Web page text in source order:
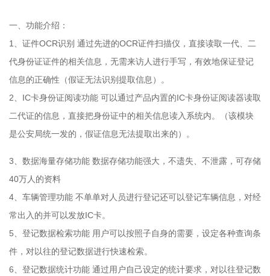
一、功能介绍：
1、证件OCR识别 通过先进的OCR证件扫描仪，直接读取一代、二
代身份证证件的相关信息，无需来访人进行手写，有效地保证登记
信息的正确性（假证无法识别提取信息）。
2、IC卡身份证阅读功能 可以通过产品内置的IC卡身份证阅读器读取
二代证的信息，直接把身份证中的相关信息读入系统内。（该模块
是公安局统一发的，假证信息无法提取出来的）。
3、数据海量存储功能 数据存储功能强大，不遗失、不泄露，可存储
40万人的资料
4、车辆管理功能 不单单对人员进行登记还可以登记车辆信息，对经
常出入的并可以发放IC卡。
5、登记数据检索功能 用户可以按照子自身的需要，设定各种查询条
件，对以往的登记数据进行快速检索。
6、登记数据统计功能 通过用户自己设定的统计要求，对以往登记数